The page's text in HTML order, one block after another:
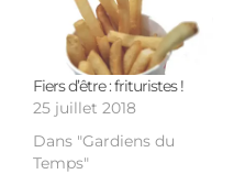
Fiers d’être : frituristes !
25 juillet 2018
Dans "Gardiens du
Temps"